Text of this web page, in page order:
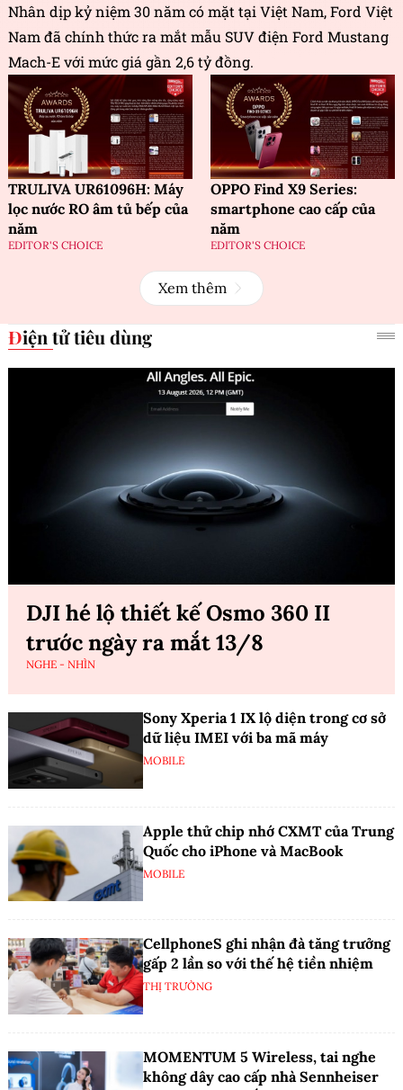
Nhân dịp kỷ niệm 30 năm có mặt tại Việt Nam, Ford Việt
Nam đã chính thức ra mắt mẫu SUV điện Ford Mustang
Mach-E với mức giá gần 2,6 tỷ đồng.
TRULIVA UR61096H: Máy
lọc nước RO âm tủ bếp của
năm
EDITOR'S CHOICE
OPPO Find X9 Series:
smartphone cao cấp của
năm
EDITOR'S CHOICE
Xem thêm
Điện tử tiêu dùng
DJI hé lộ thiết kế Osmo 360 II
trước ngày ra mắt 13/8
NGHE - NHÌN
Sony Xperia 1 IX lộ diện trong cơ sở
dữ liệu IMEI với ba mã máy
MOBILE
Apple thử chip nhớ CXMT của Trung
Quốc cho iPhone và MacBook
MOBILE
CellphoneS ghi nhận đà tăng trưởng
gấp 2 lần so với thế hệ tiền nhiệm
THỊ TRƯỜNG
MOMENTUM 5 Wireless, tai nghe
không dây cao cấp nhà Sennheiser